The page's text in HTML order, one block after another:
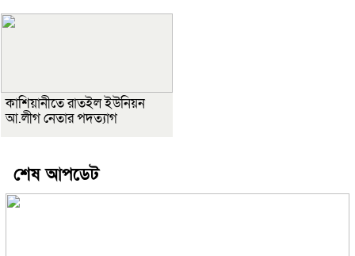
কাশিয়ানীতে রাতইল ইউনিয়ন
আ.লীগ নেতার পদত্যাগ
শেষ আপডেট